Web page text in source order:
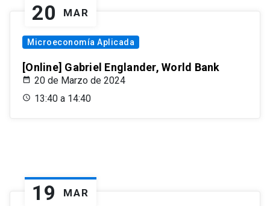
20 MAR
Microeconomía Aplicada
[Online] Gabriel Englander, World Bank
20 de Marzo de 2024
13:40 a 14:40
19 MAR